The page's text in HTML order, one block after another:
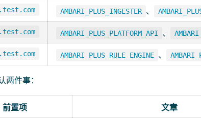
AMBARI_PLUS_INGESTER 、
AMBARI_PLUS_PLATFORM_API 、
AMBARI_PLUS_RULE_ENGINE 、
两件事：
前置项 文章